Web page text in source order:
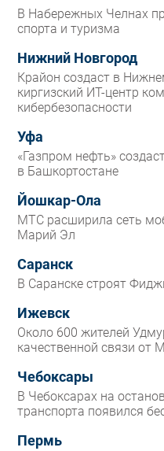
В Набережных Челнах
спорта и туризма
Нижний Новгород
Крайон создаст в
киргизский ИТ-центр
кибербезопасности
Уфа
«Газпром нефть»
в Башкортостане
Йошкар-Ола
МТС расширила сеть
Марий Эл
Саранск
В Саранске строят
Ижевск
Около 600 жителей
качественной связи от
Чебоксары
В Чебоксарах на
транспорта появился
Пермь